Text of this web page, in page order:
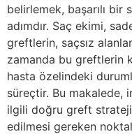
belirlemek, başarılı
adımdır. Saç ekimi,
greftlerin, saçsız
zamanda bu greftlerin
hasta özelindeki
süreçtir. Bu makalede,
ilgili doğru greft
edilmesi gereken